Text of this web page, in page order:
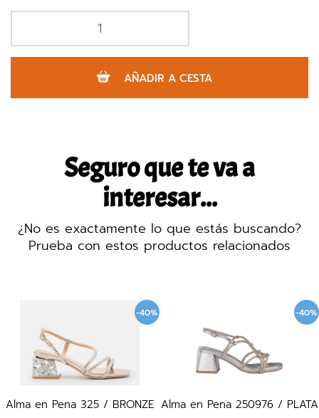
AÑADIR A CESTA
Seguro que te va a
interesar...
¿No es exactamente lo que estás buscando?
Prueba con estos productos relacionados
325 / BRONZE Alma en Pena 250976 / PLATA Alma en